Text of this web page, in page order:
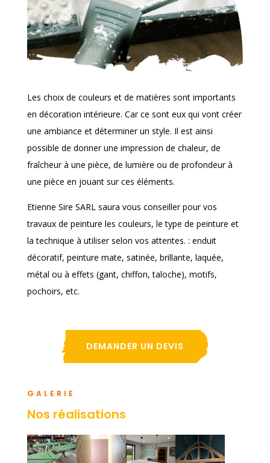
Les choix de couleurs et de matières sont importants
en décoration intérieure. Car ce sont eux qui vont créer
une ambiance et déterminer un style. Il est ainsi
possible de donner une impression de chaleur, de
fraîcheur à une pièce, de lumière ou de profondeur à
une pièce en jouant sur ces éléments.
Etienne Sire SARL saura vous conseiller pour vos
travaux de peinture les couleurs, le type de peinture et
la technique à utiliser selon vos attentes. : enduit
décoratif, peinture mate, satinée, brillante, laquée,
métal ou à effets (gant, chiffon, taloche), motifs,
pochoirs, etc.
DEMANDER UN DEVIS
GALERIE
Nos réalisations